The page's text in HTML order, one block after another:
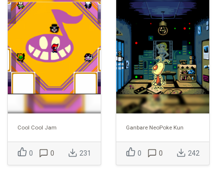
Cool Cool Jam
0 0 231
Ganbare NeoPoke Kun
0 0 242